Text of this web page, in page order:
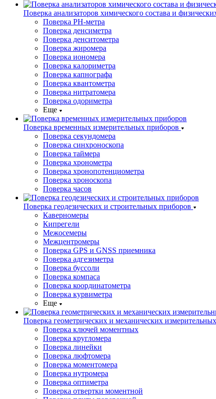
Поверка анализаторов химического состава и
Поверка PH-метра
Поверка денсиметра
Поверка денситометра
Поверка жиромера
Поверка иономера
Поверка калориметра
Поверка капнографа
Поверка квантометра
Поверка нитратомера
Поверка одориметра
Еще
Поверка временных измерительных приборов
Поверка секундомера
Поверка синхроноскопа
Поверка таймера
Поверка хронометра
Поверка хронопотенциометра
Поверка хроноскопа
Поверка часов
Поверка геодезических и строительных приборов
Каверномеры
Кипрегели
Межосемеры
Межцентромеры
Поверка GPS и GNSS приемника
Поверка адгезиметра
Поверка буссоли
Поверка компаса
Поверка координатометра
Поверка курвиметра
Еще
Поверка геометрических и механических
Поверка ключей моментных
Поверка кругломера
Поверка линейки
Поверка люфтомера
Поверка моментомера
Поверка нутромера
Поверка оптиметра
Поверка отвертки моментной